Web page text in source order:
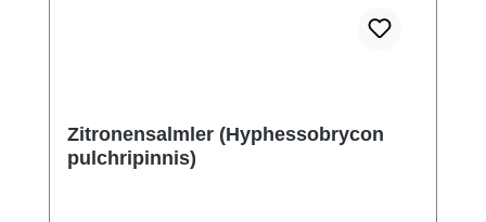
Zitronensalmler (Hyphessobrycon
pulchripinnis)